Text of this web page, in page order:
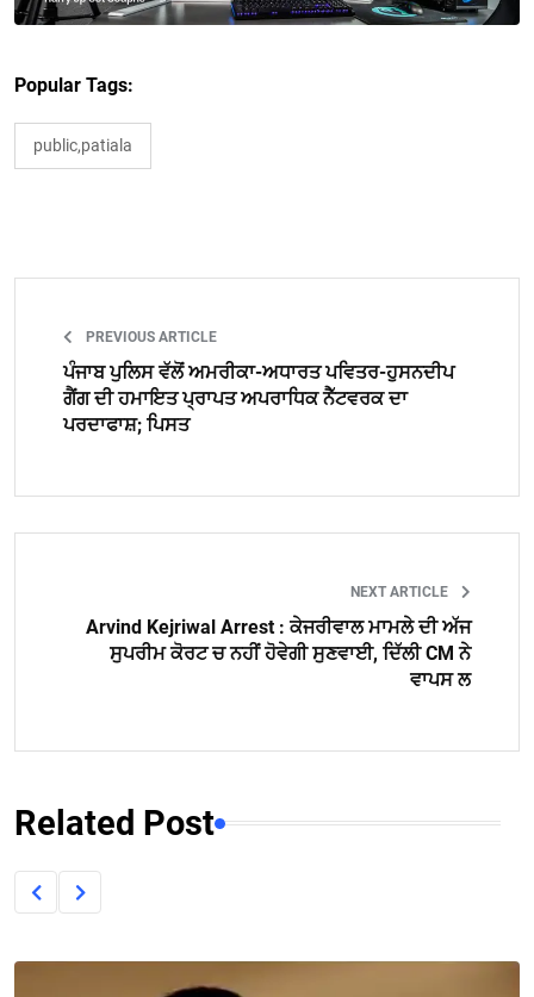
Popular Tags:
public,patiala
PREVIOUS ARTICLE
ਪੰਜਾਬ ਪੁਲਿਸ ਵੱਲੋਂ ਅਮਰੀਕਾ-ਅਧਾਰਤ ਪਵਿਤਰ-ਹੁਸਨਦੀਪ
ਗੈਂਗ ਦੀ ਹਮਾਇਤ ਪ੍ਰਾਪਤ ਅਪਰਾਧਿਕ ਨੈੱਟਵਰਕ ਦਾ
ਪਰਦਾਫਾਸ਼; ਪਿਸਤ
NEXT ARTICLE
Arvind Kejriwal Arrest : ਕੇਜਰੀਵਾਲ ਮਾਮਲੇ ਦੀ ਅੱਜ
ਸੁਪਰੀਮ ਕੋਰਟ ਚ ਨਹੀਂ ਹੋਵੇਗੀ ਸੁਣਵਾਈ, ਦਿੱਲੀ CM ਨੇ
ਵਾਪਸ ਲ
Related Post